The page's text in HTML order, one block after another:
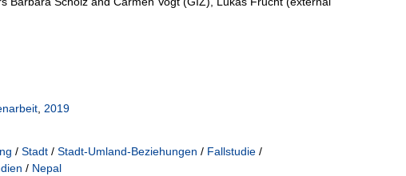
, 2019
/ Stadt / Stadt-Umland-Beziehungen / Fallstudie /
/ Nepal